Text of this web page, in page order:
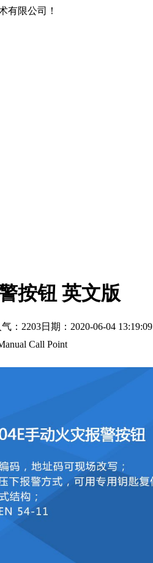
有限公司！
按钮 英文版
气：2203日期：2020-06-04 13:19:09
Call Point